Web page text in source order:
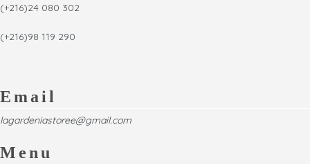
(+216)24 080 302
(+216)98 119 290
Email
lagardeniastoree@gmail.com
Menu